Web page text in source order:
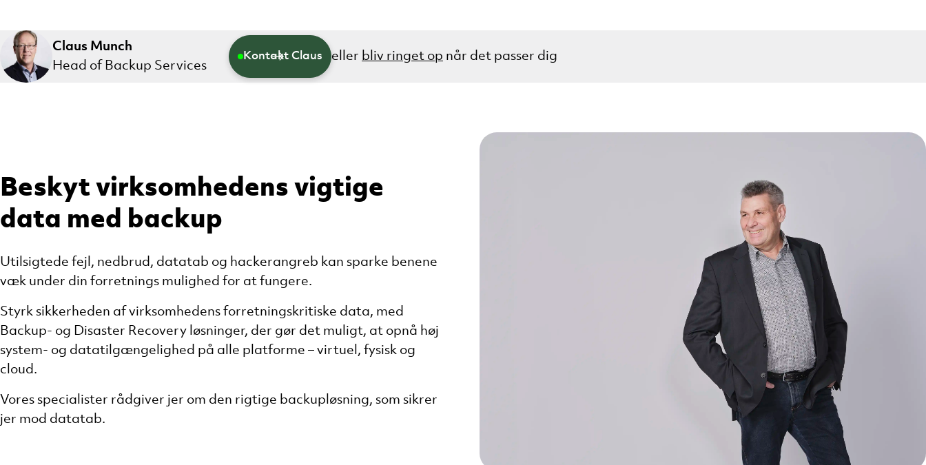
Claus Munch
Head of Backup Services
Kontakt Claus eller bliv ringet op når det passer dig
Beskyt virksomhedens vigtige
data med backup
Utilsigtede fejl, nedbrud, datatab og hackerangreb kan sparke benene
væk under din forretnings mulighed for at fungere.
Styrk sikkerheden af virksomhedens forretningskritiske data, med
Backup- og Disaster Recovery løsninger, der gør det muligt, at opnå høj
system- og datatilgængelighed på alle platforme – virtuel, fysisk og
cloud.
Vores specialister rådgiver jer om den rigtige backupløsning, som sikrer
jer mod datatab.